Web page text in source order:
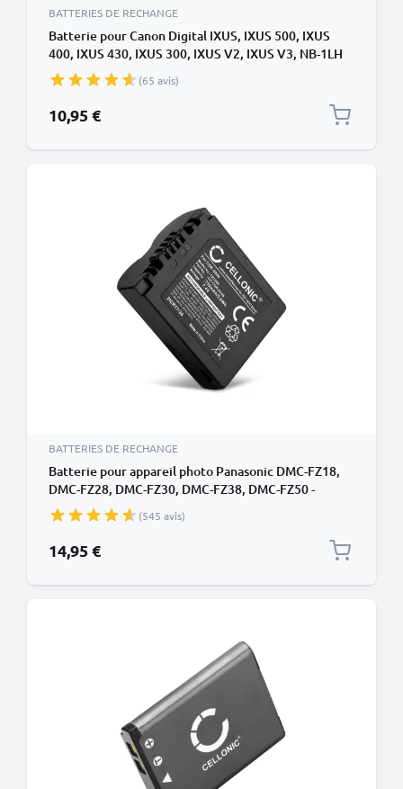
BATTERIES DE RECHANGE
Batterie pour Canon Digital IXUS, IXUS 500, IXUS
400, IXUS 430, IXUS 300, IXUS V2, IXUS V3, NB-1LH
830mAh de CELLONIC
(65 avis)
10,95 €
BATTERIES DE RECHANGE
Batterie pour appareil photo Panasonic DMC-FZ18,
DMC-FZ28, DMC-FZ30, DMC-FZ38, DMC-FZ50 -
remplacement modèle CGA-S006, DMW-BMA7 de
750mAh
(545 avis)
14,95 €